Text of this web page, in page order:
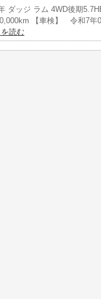
ダッジ ラム 4WD後期
【車検】 令和7
読む